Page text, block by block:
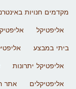
מקדמים חנויות
אליפטיקל
ביתי במבצע
אליפטיקל יתרונות
אליפטיקלים
אתר